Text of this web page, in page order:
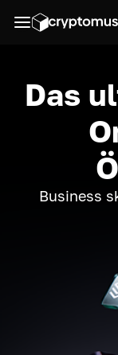
Das
Business